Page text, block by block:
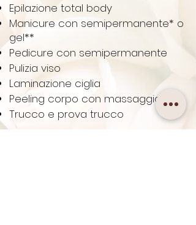
Epilazione total body
Manicure con semipermanente* o
gel**
Pedicure con semipermanente
Pulizia viso
Laminazione ciglia
Peeling corpo con massaggio 30'
Trucco e prova trucco